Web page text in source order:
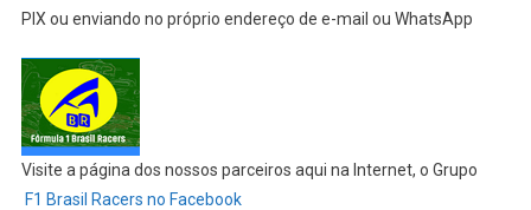
PIX ou enviando no próprio endereço de e-mail ou WhatsApp
Visite a página dos nossos parceiros aqui na Internet, o Grupo
F1 Brasil Racers no Facebook